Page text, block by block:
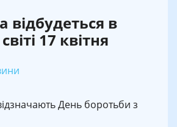
відбудеться в
17 квітня
День боротьби з